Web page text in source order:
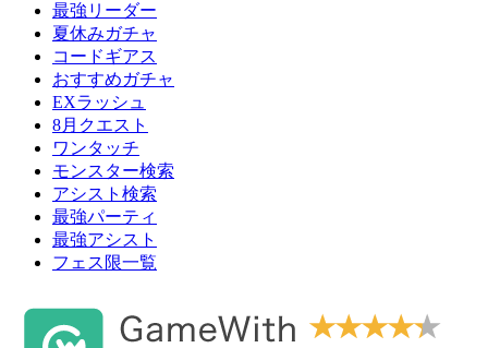
最強リーダー
夏休みガチャ
コードギアス
おすすめガチャ
EXラッシュ
8月クエスト
ワンタッチ
モンスター検索
アシスト検索
最強パーティ
最強アシスト
フェス限一覧